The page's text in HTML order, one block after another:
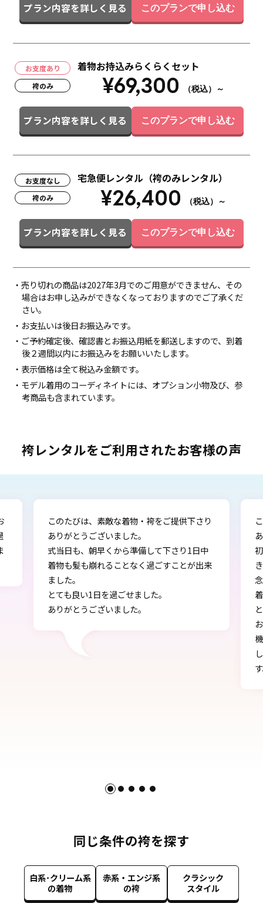
プラン内容を詳しく見る このプランで申し込む
お支度あり
袴のみ
着物お持込みらくらくセット
¥69,300 （税込）～
プラン内容を詳しく見る このプランで申し込む
お支度なし
袴のみ
宅急便レンタル（袴のみレンタル）
¥26,400 （税込）～
プラン内容を詳しく見る このプランで申し込む
・売り切れの商品は2027年3月でのご用意ができません、その
場合はお申し込みができなくなっておりますのでご了承くだ
さい。
・お支払いは後日お振込みです。
・ご予約確定後、確認書とお振込用紙を郵送しますので、到着
後２週間以内にお振込みをお願いいたします。
・表示価格は全て税込み金額です。
・モデル着用のコーディネイトには、オプション小物及び、参
考商品も含まれています。
袴レンタルをご利用されたお客様の声
このたびは、素敵な着物・袴をご提供下さり
ありがとうございました。
式当日も、朝早くから準備して下さり1日中
着物も髪も崩れることなく過ごすことが出来
ました。
とても良い1日を過ごせました。
ありがとうございました。
同じ条件の袴を探す
白系･クリーム系
の着物
赤系・エンジ系
の袴
クラシック
スタイル